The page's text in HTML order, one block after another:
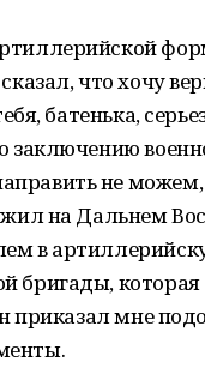
что хочу
батенька,
заключению
не
на Дальнем
в
бригады,
приказал мне